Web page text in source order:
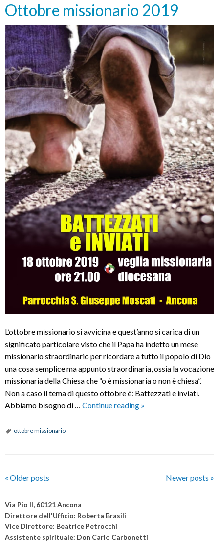
Adolfo
Zon
Pereira
Ottobre missionario 2019
L’ottobre missionario si avvicina e quest’anno si carica di un
significato particolare visto che il Papa ha indetto un mese
missionario straordinario per ricordare a tutto il popolo di Dio
una cosa semplice ma appunto straordinaria, ossia la vocazione
missionaria della Chiesa che “o è missionaria o non è chiesa”.
Non a caso il tema di questo ottobre è: Battezzati e inviati.
Abbiamo bisogno di … Continue reading Ottobre
»
ottobre missionario
P
s
t
N
a
« Older posts Newer posts »
Via Pio II, 60121 Ancona
Direttore dell'Ufficio: Roberta Brasili
Vice Direttore: Beatrice Petrocchi
Assistente spirituale: Don Carlo Carbonetti